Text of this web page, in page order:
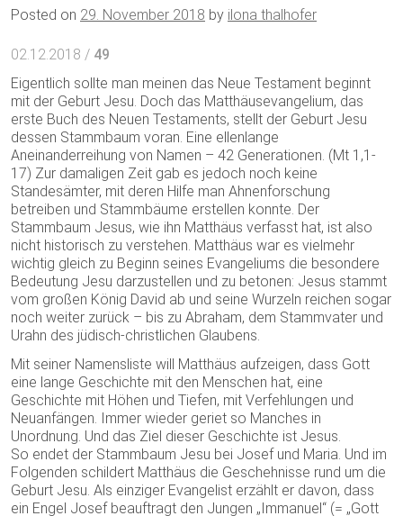
Posted on 29. November 2018 by ilona thalhofer
02.12.2018 / 49
Eigentlich sollte man meinen das Neue Testament beginnt
mit der Geburt Jesu. Doch das Matthäusevangelium, das
erste Buch des Neuen Testaments, stellt der Geburt Jesu
dessen Stammbaum voran. Eine ellenlange
Aneinanderreihung von Namen – 42 Generationen. (Mt 1,1-
17) Zur damaligen Zeit gab es jedoch noch keine
Standesämter, mit deren Hilfe man Ahnenforschung
betreiben und Stammbäume erstellen konnte. Der
Stammbaum Jesus, wie ihn Matthäus verfasst hat, ist also
nicht historisch zu verstehen. Matthäus war es vielmehr
wichtig gleich zu Beginn seines Evangeliums die besondere
Bedeutung Jesu darzustellen und zu betonen: Jesus stammt
vom großen König David ab und seine Wurzeln reichen sogar
noch weiter zurück – bis zu Abraham, dem Stammvater und
Urahn des jüdisch-christlichen Glaubens.
Mit seiner Namensliste will Matthäus aufzeigen, dass Gott
eine lange Geschichte mit den Menschen hat, eine
Geschichte mit Höhen und Tiefen, mit Verfehlungen und
Neuanfängen. Immer wieder geriet so Manches in
Unordnung. Und das Ziel dieser Geschichte ist Jesus.
So endet der Stammbaum Jesu bei Josef und Maria. Und im
Folgenden schildert Matthäus die Geschehnisse rund um die
Geburt Jesu. Als einziger Evangelist erzählt er davon, dass
ein Engel Josef beauftragt den Jungen „Immanuel“ (= „Gott